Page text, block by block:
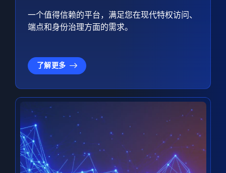
一个值得信赖的平台，满足您在现代特权访问、
端点和身份治理方面的需求。
了解更多